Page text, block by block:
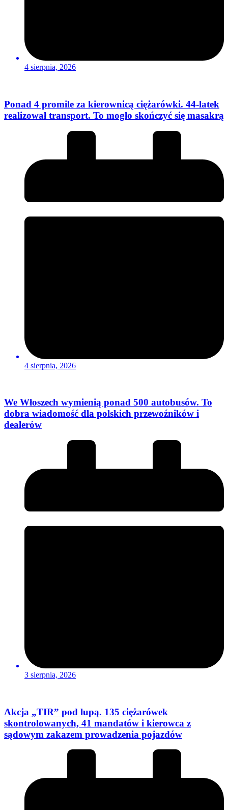
4 sierpnia, 2026
Ponad 4 promile za kierownicą ciężarówki. 44-latek
realizował transport. To mogło skończyć się masakrą
4 sierpnia, 2026
We Włoszech wymienią ponad 500 autobusów. To
dobra wiadomość dla polskich przewoźników i
dealerów
3 sierpnia, 2026
Akcja „TIR” pod lupą. 135 ciężarówek
skontrolowanych, 41 mandatów i kierowca z
sądowym zakazem prowadzenia pojazdów